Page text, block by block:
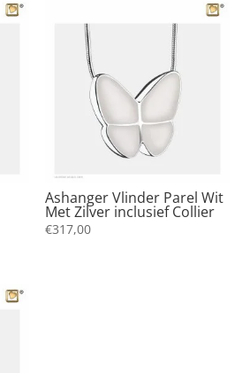
Ashanger Vlinder Parel Wit
Met Zilver inclusief Collier
€317,00